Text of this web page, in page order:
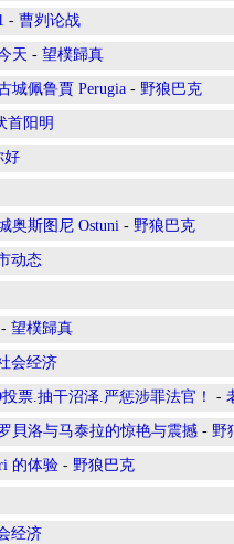
- 曹刿论战
天 - 望樸歸真
城佩鲁賈 Perugia - 野狼巴克
首阳明
好
奥斯图尼 Ostuni - 野狼巴克
动态
- 望樸歸真
会经济
票.抽干沼泽.严惩涉罪法官！ -
貝洛与马泰拉的惊艳与震撼 - 野
的体验 - 野狼巴克
经济